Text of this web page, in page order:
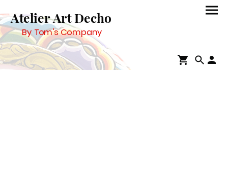
Atelier Art Decho
By Tom's Company